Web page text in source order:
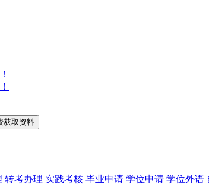
转考办理 实践考核 毕业申请 学位申请 学位外语